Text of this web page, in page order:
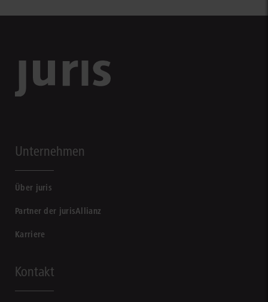
Unternehmen
Über juris
Partner der jurisAllianz
Karriere
Kontakt